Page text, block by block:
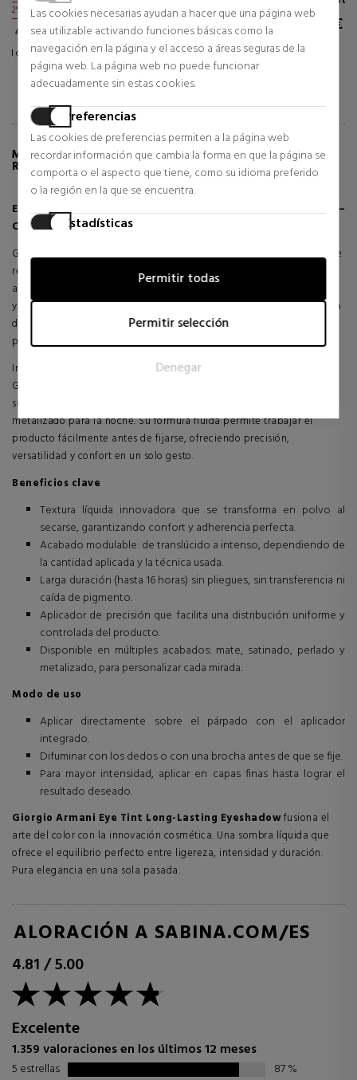
Las cookies necesarias ayudan a hacer que una página web
sea utilizable activando funciones básicas como la
navegación en la página y el acceso a áreas seguras de la
página web. La página web no puede funcionar
adecuadamente sin estas cookies.
Preferencias
Las cookies de preferencias permiten a la página web
recordar información que cambia la forma en que la página se
comporta o el aspecto que tiene, como su idioma preferido
o la región en la que se encuentra.
Estadísticas
web a comprender cómo interactúan los visitantes con las
páginas web reuniendo y proporcionando información de
forma anónima.
Las cookies de marketing se utilizan para rastrear a los
visitantes en las páginas web. La intención es mostrar
externos.
Permitir todas
Permitir selección
Denegar
30,35 € 33% DTO.
Precio habitual 45,00 €
2 opiniones
134,76 €
10 opiniones
MÁS INFORMACIÓN SOBRE EYE TINT
RENOVATION SOMBRA DE OJOS LIQUIDA
Eye Tint Long-Lasting Liquid Eyeshadow de Giorgio Armani –
Color intenso, ligereza absoluta, duración impecable
Giorgio Armani Eye Tint Long-Lasting es la sombra de ojos líquida que
redefine la sofisticación con una fórmula de alta tecnología y un
acabado profesional en cada aplicación. Con una textura ultra ligera
y cremosa, esta sombra ofrece un color intenso, modulable y de larga
duración, que permanece impecable durante horas sin cuartearse ni
perder intensidad.
Inspirada en la elegancia natural y en la filosofía “menos es más” de
Giorgio Armani, Eye Tint se adapta a cualquier estilo: desde un look
sutil y luminoso para el día hasta un acabado más dramático o
metalizado para la noche. Su fórmula fluida permite trabajar el
producto fácilmente antes de fijarse, ofreciendo precisión,
versatilidad y confort en un solo gesto.
Beneficios clave
Textura líquida innovadora que se transforma en polvo al
secarse, garantizando confort y adherencia perfecta.
Acabado modulable: de translúcido a intenso, dependiendo de
la cantidad aplicada y la técnica usada.
Larga duración (hasta 16 horas) sin pliegues, sin transferencia ni
caída de pigmento.
Aplicador de precisión que facilita una distribución uniforme y
controlada del producto.
Disponible en múltiples acabados: mate, satinado, perlado y
metalizado, para personalizar cada mirada.
Modo de uso
Aplicar directamente sobre el párpado con el aplicador
integrado.
Difuminar con los dedos o con una brocha antes de que se fije.
Para mayor intensidad, aplicar en capas finas hasta lograr el
resultado deseado.
Giorgio Armani Eye Tint Long-Lasting Eyeshadowfusiona el
arte del color con la innovación cosmética. Una sombra líquida que
ofrece el equilibrio perfecto entre ligereza, intensidad y duración.
Pura elegancia en una sola pasada.
VALORACIÓN A SABINA.COM/ES
4.81/5.00
Excelente
1.359 valoraciones en los últimos 12 meses
5 estrellas 87%